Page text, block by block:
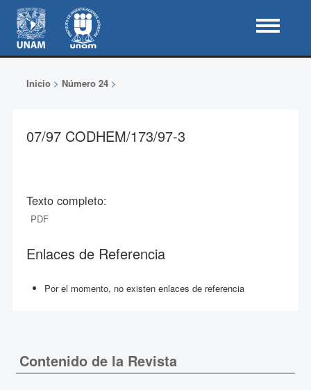
Inicio> Número 24>
07/97 CODHEM/173/97-3
Texto completo:
PDF
Enlaces de Referencia
Por el momento, no existen enlaces de referencia
Contenido de la Revista